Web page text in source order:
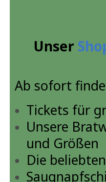
Unser
Ab sofort
Tickets für
Unsere
und Größen
Die